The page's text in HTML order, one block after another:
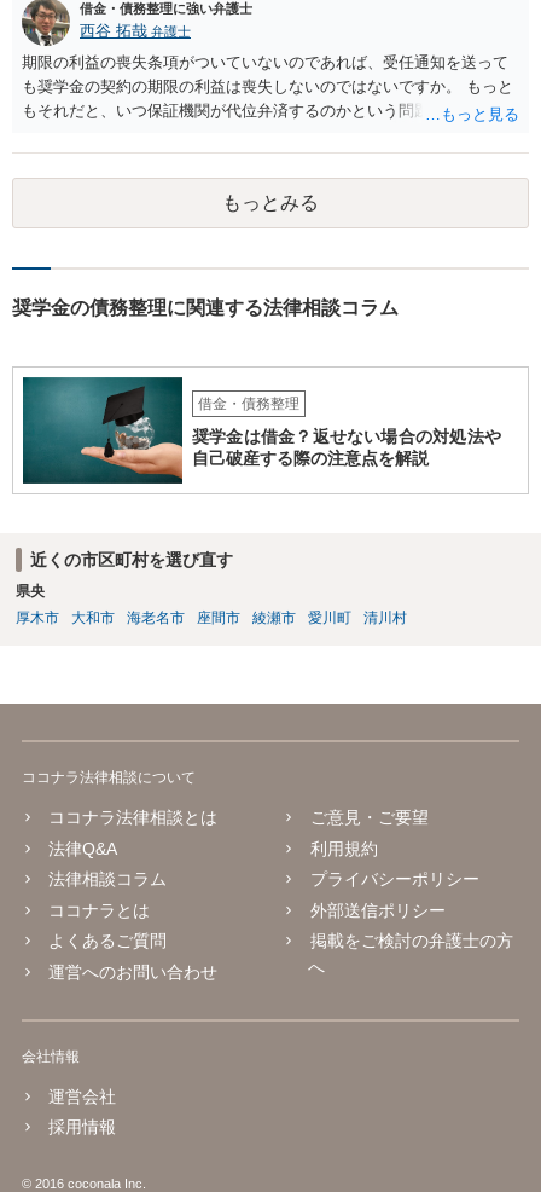
借金・債務整理に強い弁護士
西谷 拓哉 弁護士
期限の利益の喪失条項がついていないのであれば、受任通知を送って
も奨学金の契約の期限の利益は喪失しないのではないですか。 もっと
もそれだと、いつ保証機関が代位弁済するのかという問題が生じます
ちど、一般論として日本学生支援機構に質問されては如何でしょう
か。
もっとみる
奨学金の債務整理に関連する法律相談コラム
借金・債務整理
奨学金は借金？返せない場合の対処法や
自己破産する際の注意点を解説
近くの市区町村を選び直す
県央
厚木市
大和市 海老名市 座間市 綾瀬市 愛川町 清川村
ココナラ法律相談について
ココナラ法律相談とは
法律Q&A
法律相談コラム
ココナラとは
よくあるご質問
運営へのお問い合わせ
ご意見・ご要望
利用規約
プライバシーポリシー
外部送信ポリシー
掲載をご検討の弁護士の方
へ
会社情報
運営会社
採用情報
© 2016 coconala Inc.